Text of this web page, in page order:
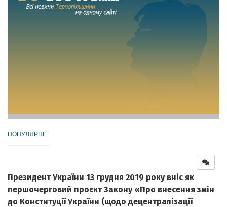
ПОПУЛЯРНЕ
Президент України 13 грудня 2019 року вніс як
першочерговий проєкт Закону «Про внесення змін
до Конституції України (щодо децентралізації